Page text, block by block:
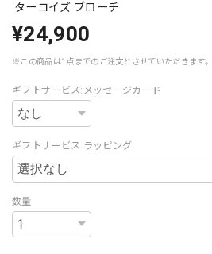
ターコイズ ブローチ
¥24,900
※この商品は1点までのご注文とさせていただきます。
ギフトサービス:メッセージカード
ギフトサービス ラッピング
数量